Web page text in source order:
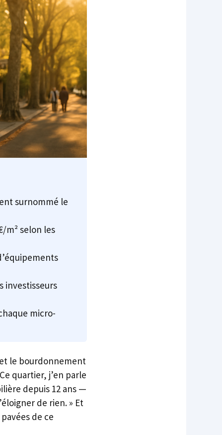
surnommé le
m² selon les
investisseurs
micro-
et le bourdonnement
quartier, j’en parle
depuis 12 ans —
de rien. » Et
de ce